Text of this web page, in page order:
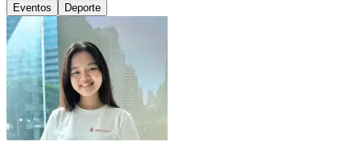
Eventos Deporte